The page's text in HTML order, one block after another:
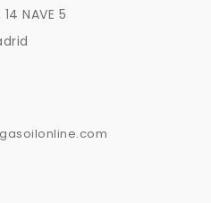
NAVE 5